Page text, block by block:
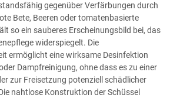
gegenüber Verfärbungen durch
Bete, Beeren oder tomatenbasierte
so ein sauberes Erscheinungsbild bei, das
widerspiegelt. Die
ermöglicht eine wirksame Desinfektion
Dampfreinigung, ohne dass es zu einer
zur Freisetzung potenziell schädlicher
nahtlose Konstruktion der Schüssel